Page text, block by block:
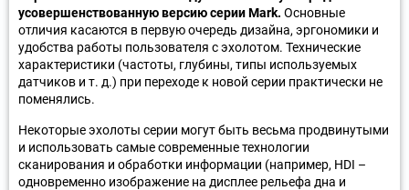
усовершенствованную версию серии Mark. Основные
отличия касаются в первую очередь дизайна, эргономики и
удобства работы пользователя с эхолотом. Технические
характеристики (частоты, глубины, типы используемых
датчиков и т. д.) при переходе к новой серии практически не
поменялись.
Некоторые эхолоты серии могут быть весьма продвинутыми
и использовать самые современные технологии
сканирования и обработки информации (например, HDI –
одновременно изображение на дисплее рельефа дна и